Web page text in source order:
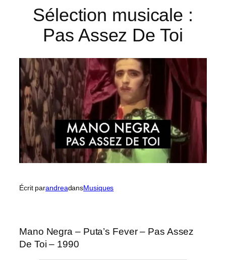
Sélection musicale :
Pas Assez De Toi
Écrit parandreadansMusiques
Mano Negra – Puta’s Fever – Pas Assez
De Toi – 1990